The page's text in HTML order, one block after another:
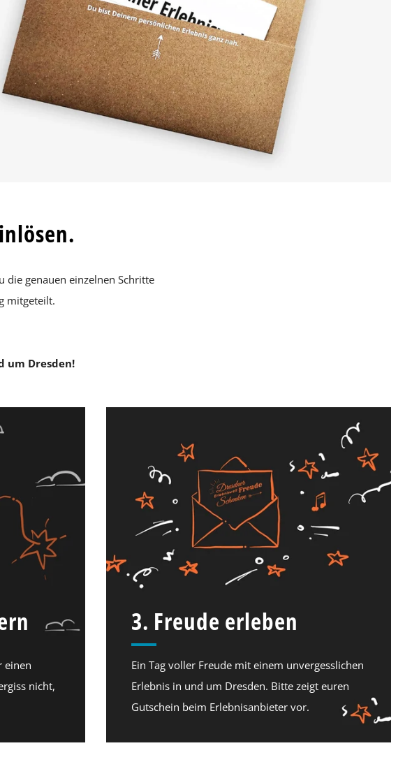
die genauen einzelnen Schritte
mitgeteilt.
um Dresden!
einen
nicht,
3. Freude erleben
Ein Tag voller Freude mit einem unvergesslichen
Erlebnis in und um Dresden. Bitte zeigt euren
Gutschein beim Erlebnisanbieter vor.